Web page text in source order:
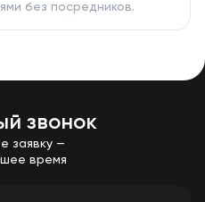
без посредников.
звонок
заявку —
время